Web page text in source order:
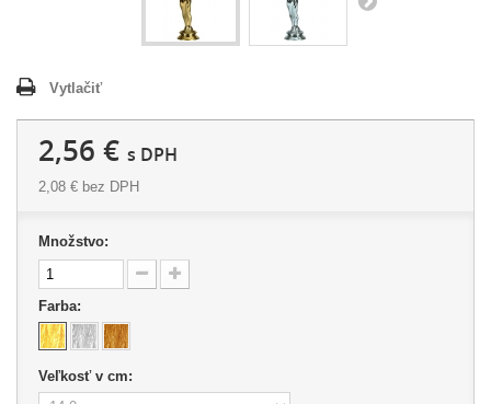
Vytlačiť
2,56 € s DPH
2,08 € bez DPH
Množstvo:
Farba:
Veľkosť v cm: